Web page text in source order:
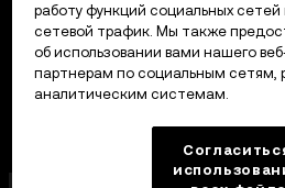
работу функций социальных сетей
сетевой трафик. Мы также
об использовании вами нашего
партнерам по социальным сетям,
аналитическим системам.